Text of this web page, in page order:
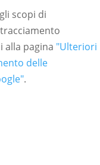
scopi di
alla pagina "Ulteriori
delle
.